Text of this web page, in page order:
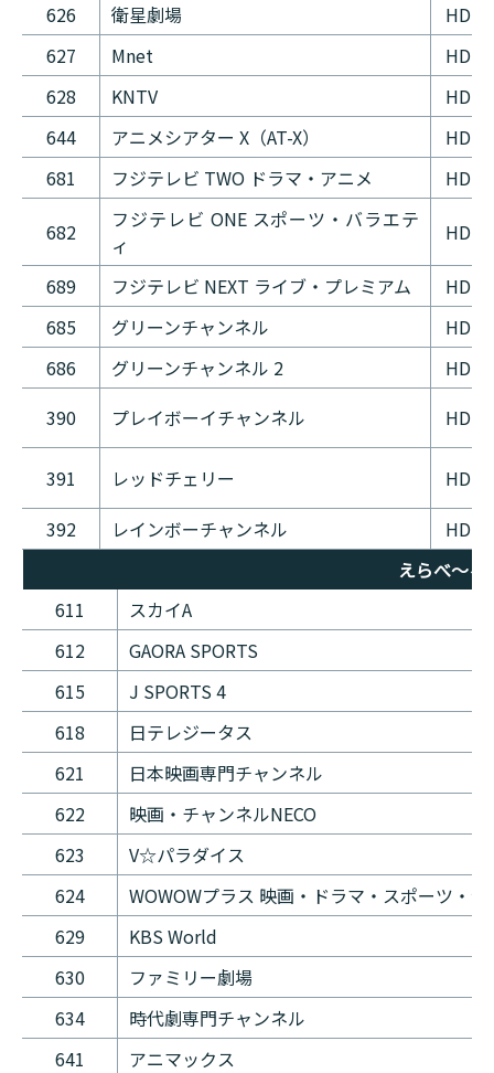
626
衛星劇場
HD
627
Mnet
HD
628
KNTV
HD
644
アニメシアター X（AT-X）
HD
681
フジテレビ TWO ドラマ・アニメ HD
682
フジテレビ ONE スポーツ・バラエテ
ィ
HD
689 フジテレビ NEXT ライブ・プレミアム
HD
685
グリーンチャンネル
HD
686
グリーンチャンネル 2
HD
390
プレイボーイチャンネル HD
391 レッドチェリー
HD
392
レインボーチャンネル
HD
えらべ〜る
611
スカイA
612
GAORA SPORTS
615
J SPORTS 4
618
日テレジータス
621
日本映画専門チャンネル
622
映画・チャンネルNECO
623
V☆パラダイス
624
WOWOWプラス 映画・ドラマ・スポーツ・音
629
KBS World
630
ファミリー劇場
634
時代劇専門チャンネル
641
アニマックス